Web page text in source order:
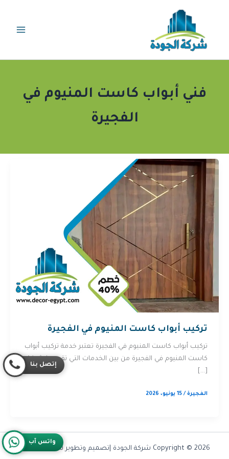
فني أبواب كاست المنيوم في
الفجيرة
تركيب أبواب كاست المنيوم في الفجيرة
تركيب أبواب كاست المنيوم في الفجيرة تعتبر خدمة تركيب أبواب
كاست المنيوم في الفجيرة من بين الخدمات التي تقدمها شركة
[…]
الفجيرة/15 يونيو، 2026
Copyright © 2026 شركة الجودة |تصميم وتطوير شركة Olymoo
واتس آب
إتصل بنا